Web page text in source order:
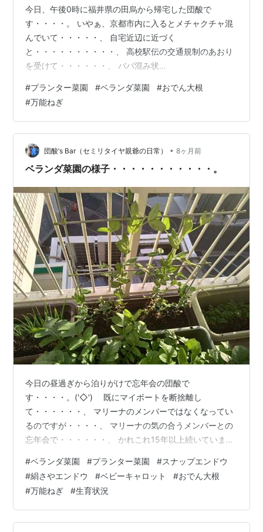
今日、午後0時に福井県の田烏から帰宅した団酸で
す・・・・。 いやぁ、京都市内に入るとメチャクチャ混
んでいて・・・・・、 自宅近辺に近づく
と・・・・・・・・・・、 高校駅伝の交通規制のあおり
を受けて・・・・・・、 ババ混み状
た・・・・・・・・・。(笑) さてさ
て・・・・・・・・・・・・・、 ワサワサ状態のおでん
大根のプランター・・・・・・・・。 葉っぱを一部、収
穫しました・・・・・・・・・・。 収穫後のプランター
はというと・・・・・・・・・・、 ちょっとはワサワサ
状態から脱却・・・・・・・・・・・。 ついでに、万能
#プランター菜園 #ベランダ菜園 #おでん大根
#万能ねぎ
団酸’s Bar（セミリタイヤ親爺の日常） • 8ヶ月前
ベランダ菜園の様子・・・・・・・・・・・。
今日の昼過ぎから泊りがけで忘年会の団酸で
す・・・・。('◇')ゞ 既にマイボートを断捨離し
て・・・・・・、 マリーナのメンバーではなくなってい
るのですが・・・・、 マリーナの気の合うメンバーとの
忘年会で・・・・・・、 かれこれ15年以上続いていま
人・・・・・・・。 福井県の田烏の民宿を貸し切り状態
で忘年会です・・・・。 フグとカニは、年に一度この忘
年会でいただくことに決めております・・・。(笑) さて
さて・・・・・・・・・・・・・、 急に寒くなったり、
暖かくなったりと・・・・・・・、 訳の分からん天候が
#ベランダ菜園 #プランター菜園 #スナップエンドウ
#絹さやエンドウ #ベビーキャロット #おでん大根
#万能ねぎ #生育状況